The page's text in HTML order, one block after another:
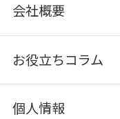
会社概要
お役立ちコラム
個人情報